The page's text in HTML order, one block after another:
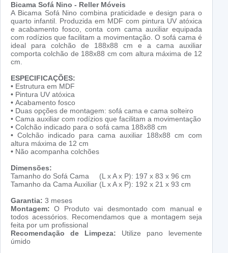
Bicama Sofá Nino - Reller Móveis
A Bicama Sofá Nino combina praticidade e design para o
quarto infantil. Produzida em MDF com pintura UV atóxica
e acabamento fosco, conta com cama auxiliar equipada
com rodízios que facilitam a movimentação. O sofá cama é
ideal para colchão de 188x88 cm e a cama auxiliar
comporta colchão de 188x88 cm com altura máxima de 12
cm.
ESPECIFICAÇÕES:
• Estrutura em MDF
• Pintura UV atóxica
• Acabamento fosco
• Duas opções de montagem: sofá cama e cama solteiro
• Cama auxiliar com rodízios que facilitam a movimentação
• Colchão indicado para o sofá cama 188x88 cm
• Colchão indicado para cama auxiliar 188x88 cm com
altura máxima de 12 cm
• Não acompanha colchões
Dimensões:
Tamanho do Sofá Cama (L x A x P): 197 x 83 x 96 cm
Tamanho da Cama Auxiliar (L x A x P): 192 x 21 x 93 cm
Garantia: 3 meses
Montagem: O Produto vai desmontado com manual e
todos acessórios. Recomendamos que a montagem seja
feita por um profissional
Recomendação de Limpeza: Utilize pano levemente
úmido